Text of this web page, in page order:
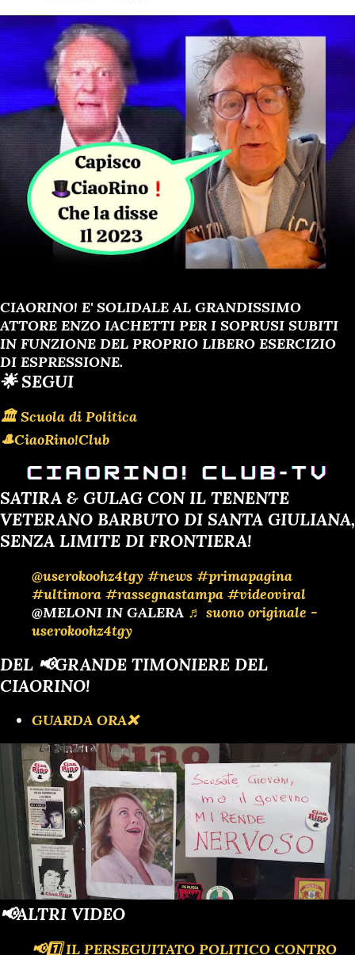
CIAORINO! E' SOLIDALE AL GRANDISSIMO
ATTORE ENZO IACHETTI PER I SOPRUSI SUBITI
IN FUNZIONE DEL PROPRIO LIBERO ESERCIZIO
DI ESPRESSIONE.
🌟 SEGUI
🏛 Scuola di Politica
🎩CiaoRino!Club
SATIRA & GULAG CON IL TENENTE
VETERANO BARBUTO DI SANTA GIULIANA,
SENZA LIMITE DI FRONTIERA!
@userokoohz4tgy #news #primapagina
#ultimora #rassegnastampa #videoviral
@MELONI IN GALERA ♬ suono originale -
userokoohz4tgy
DEL 📢GRANDE TIMONIERE DEL
CIAORINO!
GUARDA ORA❌️
📢ALTRI VIDEO
📢1️⃣ IL PERSEGUITATO POLITICO CONTRO